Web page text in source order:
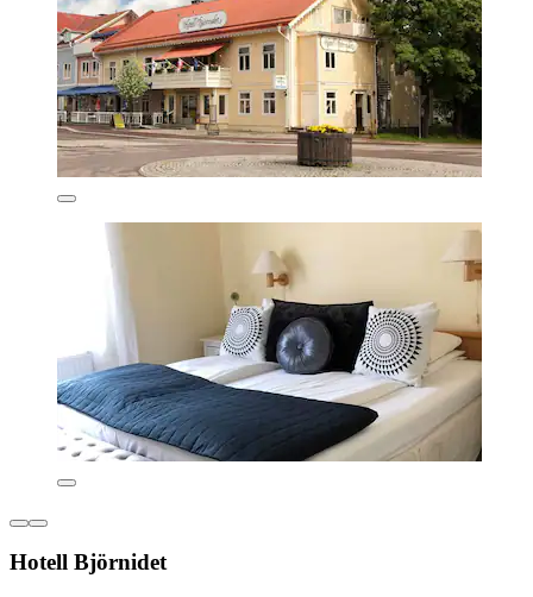
Hotell Björnidet